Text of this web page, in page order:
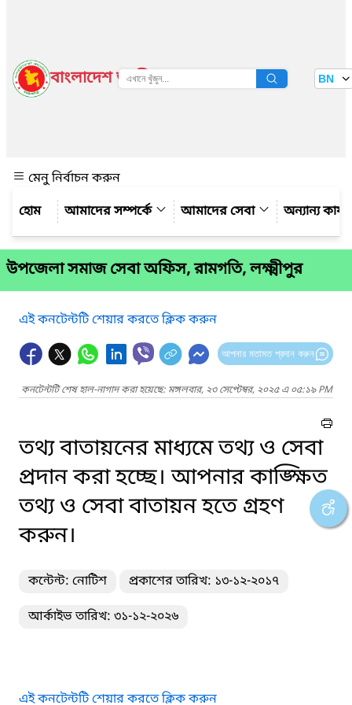
বাংলাদেশ জাতীয় তথ্য বাতায়ন BN
মেনু নির্বাচন করুন
আমাদের সম্পর্কে
আমাদের সেবা অন্যান্য
উপজেলা সমাজ সেবা অফিস, রামগতি, লক্ষ্মীপুর
এই কনটেন্টটি শেয়ার করতে ক্লিক করুন
আপনার মতামত প্রদান করুন
কনটেন্টটি শেষ হাল-নাগাদ করা হয়েছে: মঙ্গলবার, ২৩ সেপ্টেম্বর, ২০২৫ এ ০৫:১৯ PM
তথ্য বাতায়নের মাধ্যমে তথ্য ও সেবা
প্রদান করা হচ্ছে। আপনার কাঙ্ক্ষিত
তথ্য ও সেবা বাতায়ন হতে গ্রহণ
করুন।
কন্টেন্ট: নোটিশ প্রকাশের তারিখ: ১৩-১২-২০১৭
আর্কাইভ তারিখ: ৩১-১২-২০২৬
এই কনটেন্টটি শেয়ার করতে ক্লিক করুন